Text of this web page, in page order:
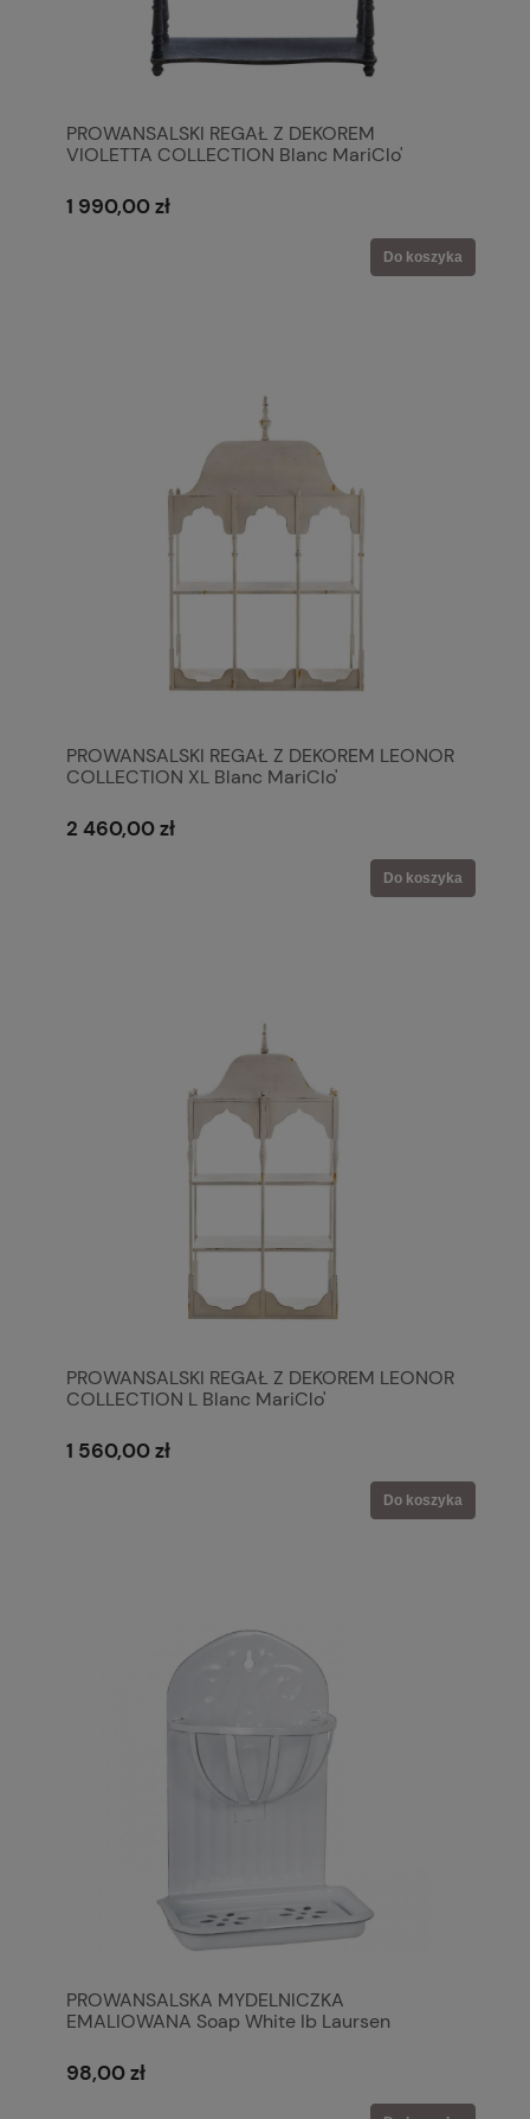
PROWANSALSKI REGAŁ Z DEKOREM
VIOLETTA COLLECTION Blanc MariClo'
1 990,00 zł
Do koszyka
PROWANSALSKI REGAŁ Z DEKOREM LEONOR
COLLECTION XL Blanc MariClo'
2 460,00 zł
Do koszyka
PROWANSALSKI REGAŁ Z DEKOREM LEONOR
COLLECTION L Blanc MariClo'
1 560,00 zł
Do koszyka
PROWANSALSKA MYDELNICZKA
EMALIOWANA Soap White Ib Laursen
98,00 zł